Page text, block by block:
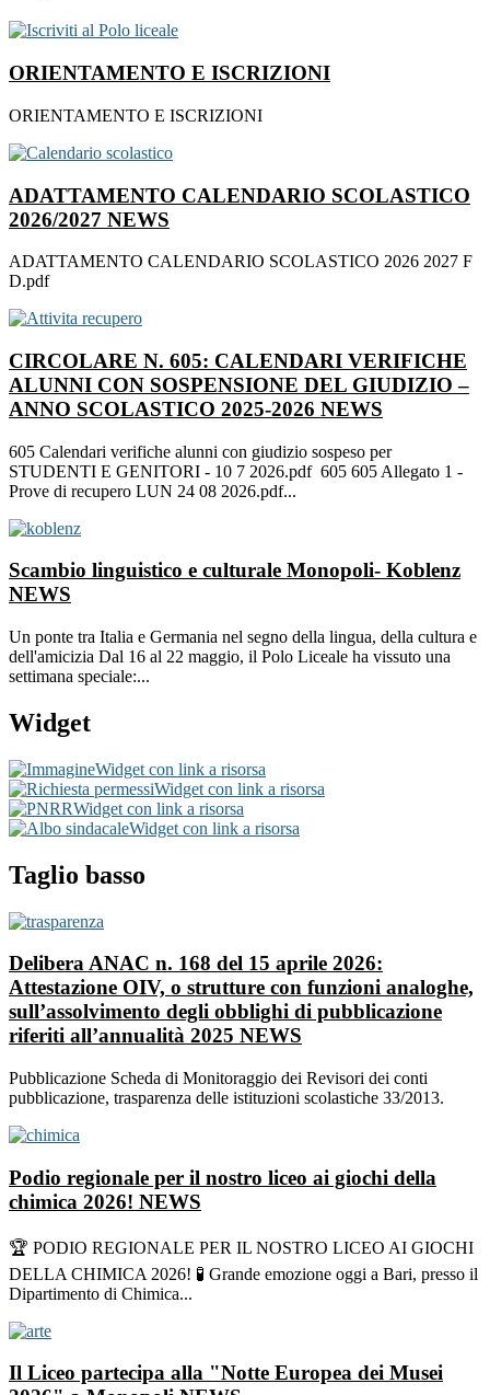
ORIENTAMENTO E ISCRIZIONI
ORIENTAMENTO E ISCRIZIONI
ADATTAMENTO CALENDARIO SCOLASTICO
2026/2027 NEWS
ADATTAMENTO CALENDARIO SCOLASTICO 2026 2027 F
D.pdf
CIRCOLARE N. 605: CALENDARI VERIFICHE
ALUNNI CON SOSPENSIONE DEL GIUDIZIO –
ANNO SCOLASTICO 2025-2026 NEWS
605 Calendari verifiche alunni con giudizio sospeso per
STUDENTI E GENITORI - 10 7 2026.pdf 605 605 Allegato 1 -
Prove di recupero LUN 24 08 2026.pdf...
Scambio linguistico e culturale Monopoli- Koblenz
NEWS
Un ponte tra Italia e Germania nel segno della lingua, della cultura e
dell'amicizia Dal 16 al 22 maggio, il Polo Liceale ha vissuto una
settimana speciale:...
Widget
Widget con link a risorsa
Widget con link a risorsa
Widget con link a risorsa
Widget con link a risorsa
Taglio basso
Delibera ANAC n. 168 del 15 aprile 2026:
Attestazione OIV, o strutture con funzioni analoghe,
sull’assolvimento degli obblighi di pubblicazione
riferiti all’annualità 2025 NEWS
Pubblicazione Scheda di Monitoraggio dei Revisori dei conti
pubblicazione, trasparenza delle istituzioni scolastiche 33/2013.
Podio regionale per il nostro liceo ai giochi della
chimica 2026! NEWS
🏆 PODIO REGIONALE PER IL NOSTRO LICEO AI GIOCHI
DELLA CHIMICA 2026! 🧪 Grande emozione oggi a Bari, presso il
Dipartimento di Chimica...
Il Liceo partecipa alla "Notte Europea dei Musei